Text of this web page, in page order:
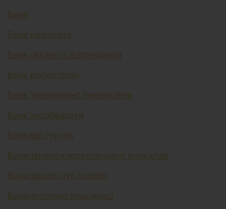
Банк
Банк кафолати
Банк омонати шартномаси
Банк ресурслари
Банк тизимининг ликвидлиги
Банк ҳисобварағи
Банклар гуруҳи
Банклараро корреспондент алоқалар
Банклараро пул бозори
Банкнотларни текшириш